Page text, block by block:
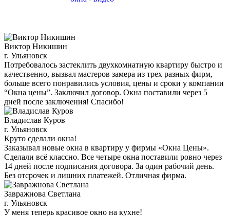
Виктор Никишин
г. Ульяновск
Потребовалось застеклить двухкомнатную квартиру быстро и
качественно, вызвал мастеров замера из трех разных фирм,
больше всего понравились условия, цены и сроки у компании
“Окна цены”. Заключил договор. Окна поставили через 5
дней после заключения! Спасибо!
Владислав Куров
г. Ульяновск
Круто сделали окна!
Заказывал новые окна в квартиру у фирмы «Окна Цены».
Сделали всё классно. Все четыре окна поставили ровно через
14 дней после подписания договора. За один рабочий день.
Без отсрочек и лишних платежей. Отличная фирма.
Завражнова Светлана
г. Ульяновск
У меня теперь красивое окно на кухне!